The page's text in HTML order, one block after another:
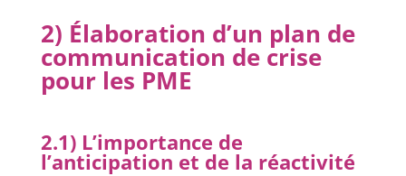
2) Élaboration d’un plan de
communication de crise
pour les PME
2.1) L’importance de
l’anticipation et de la réactivité